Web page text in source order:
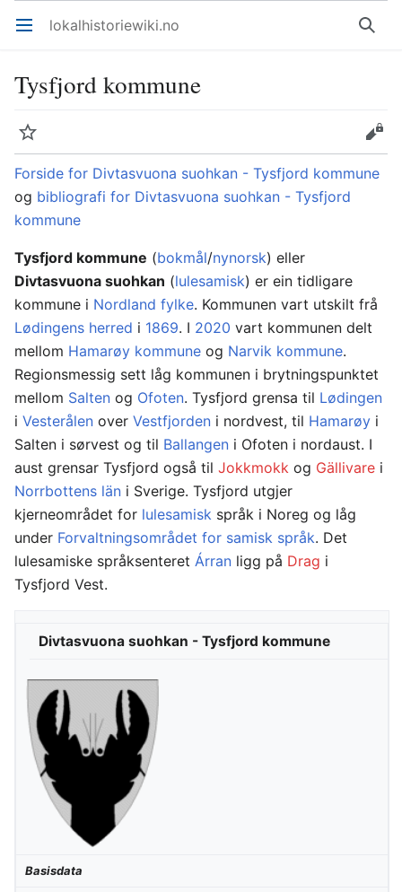
Åpne hovedmenyen lokalhistoriewiki.no Søk
Tysfjord kommune
Overvåk
Rediger
Forside for Divtasvuona suohkan - Tysfjord kommune
og bibliografi for Divtasvuona suohkan - Tysfjord
kommune
Tysfjord kommune (bokmål/nynorsk) eller
Divtasvuona suohkan (lulesamisk) er ein tidligare
kommune i Nordland fylke. Kommunen vart utskilt frå
Lødingens herred i 1869. I 2020 vart kommunen delt
mellom Hamarøy kommune og Narvik kommune.
Regionsmessig sett låg kommunen i brytningspunktet
mellom Salten og Ofoten. Tysfjord grensa til Lødingen
i Vesterålen over Vestfjorden i nordvest, til Hamarøy i
Salten i sørvest og til Ballangen i Ofoten i nordaust. I
aust grensar Tysfjord også til Jokkmokk og Gällivare i
Norrbottens län i Sverige. Tysfjord utgjer
kjerneområdet for lulesamisk språk i Noreg og låg
under Forvaltningsområdet for samisk språk. Det
lulesamiske språksenteret Árran ligg på Drag i
Tysfjord Vest.
Divtasvuona suohkan - Tysfjord kommune
Basisdata